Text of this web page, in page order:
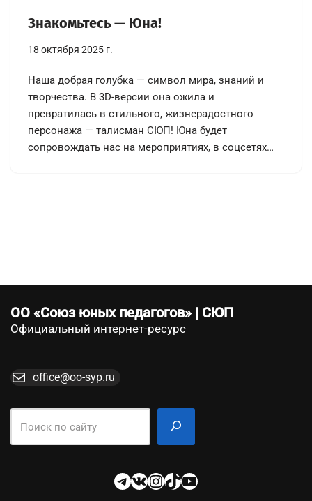
Знакомьтесь — Юна!
18 октября 2025 г.
Наша добрая голубка — символ мира, знаний и
творчества. В 3D-версии она ожила и
превратилась в стильного, жизнерадостного
персонажа — талисман СЮП! Юна будет
сопровождать нас на мероприятиях, в соцсетях…
ОО «Союз юных педагогов» | СЮП
Официальный интернет-ресурс
office@oo-syp.ru